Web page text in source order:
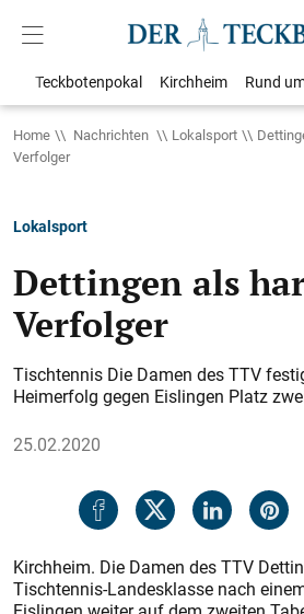
Teckbotenpokal Kirchheim Rund
Home Nachrichten Lokalsport
Verfolger
Lokalsport
Dettingen als
Verfolger
Tischtennis Die Damen des TTV
Heimerfolg gegen Eislingen Platz
25.02.2020
Kirchheim. Die Damen des TTV
Tischtennis-Landesklasse nach